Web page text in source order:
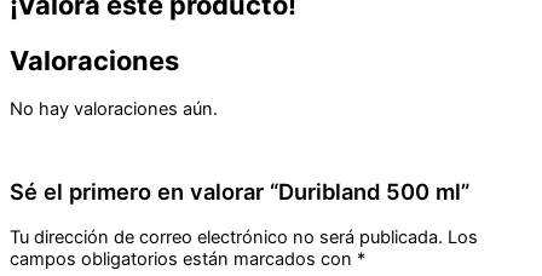
Valoraciones
No hay valoraciones aún.
Sé el primero en valorar “Duribland 500 ml”
Tu dirección de correo electrónico no será publicada. Los
campos obligatorios están marcados con *